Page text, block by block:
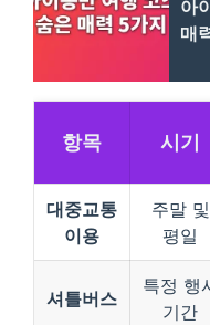
아
매
항목 시기
대중교통
이용
주말 및
평일
셔틀버스
특정 행
기간